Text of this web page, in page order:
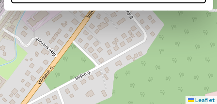
Optica
Chemikų
g. 1, PC
IKI,
Jonava
I-
V:
10:00
-
Maršrutas
+370 655
50 963
Leaflet